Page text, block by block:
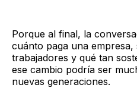
Porque al final, la
cuánto paga una
trabajadores y qué tan
ese cambio podría ser
nuevas generaciones.